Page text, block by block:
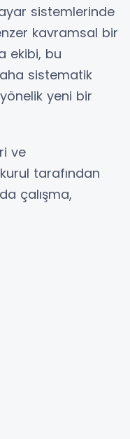
sistemlerinde
kavramsal bir
ekibi, bu
sistematik
yeni bir
ve
tarafından
çalışma,